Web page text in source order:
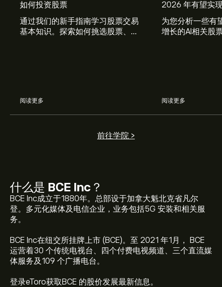
什么是 BCE Inc？
BCE Inc成立于1880年。总部设于加拿大魁北克省凡尔
登。多元化媒体及电信企业，业务包括5G 安装和相关服
务。
BCE Inc在纽交所挂牌上市 (BCE)。至 2021 年1月， BCE
运营着30 个传统电视台、四个付费电视频道、三个直流媒
体服务及109 个广播电台。
登录eToro获取BCE 的股价发展最新信息。
如何投资股票
通过我们的新手指南学习股票交易
基本知识。探索如何挑选股票、管
阅读更多
2026 年有望实
为您分析一些有
增长的AI相关股
阅读更多
前往学院 >
BCE 现价为‎$‎22.75。